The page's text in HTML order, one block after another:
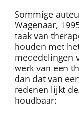
Sommige
Wagenaar,
taak van
houden met
mededelingen
werk van een
dan dat van
redenen lijkt
houdbaar: